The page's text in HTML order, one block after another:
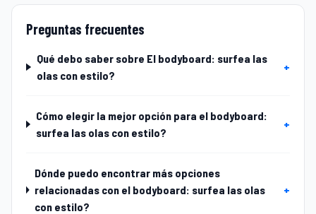
Preguntas frecuentes
Qué debo saber sobre El bodyboard: surfea las
olas con estilo?
+
Cómo elegir la mejor opción para el bodyboard:
surfea las olas con estilo?
+
Dónde puedo encontrar más opciones
relacionadas con el bodyboard: surfea las olas
con estilo?
+